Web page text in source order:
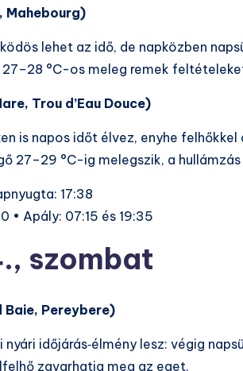
Mahebourg)
lehet az idő, de napközben
27–28 °C-os meleg remek
Trou d’Eau Douce)
is napos időt élvez, enyhe
27–29 °C-ig melegszik, a
17:38
• Apály: 07:15 és 19:35
szombat
Pereybere)
időjárás‑élmény lesz: végig
zavarhatja meg az eget.